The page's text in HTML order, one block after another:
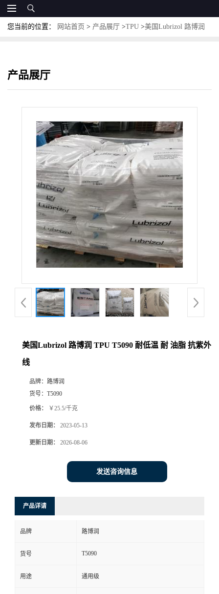
您当前的位置： 网站首页 > 产品展厅 >TPU >美国Lubrizol 路博润
产品展厅
美国Lubrizol 路博润 TPU T5090 耐低温 耐 油脂 抗紫外
线
品牌： 路博润
货号： T5090
价格： ￥25.5/千克
发布日期： 2023-05-13
更新日期： 2026-08-06
发送咨询信息
产品详请
品牌 路博润
货号 T5090
用途 通用级